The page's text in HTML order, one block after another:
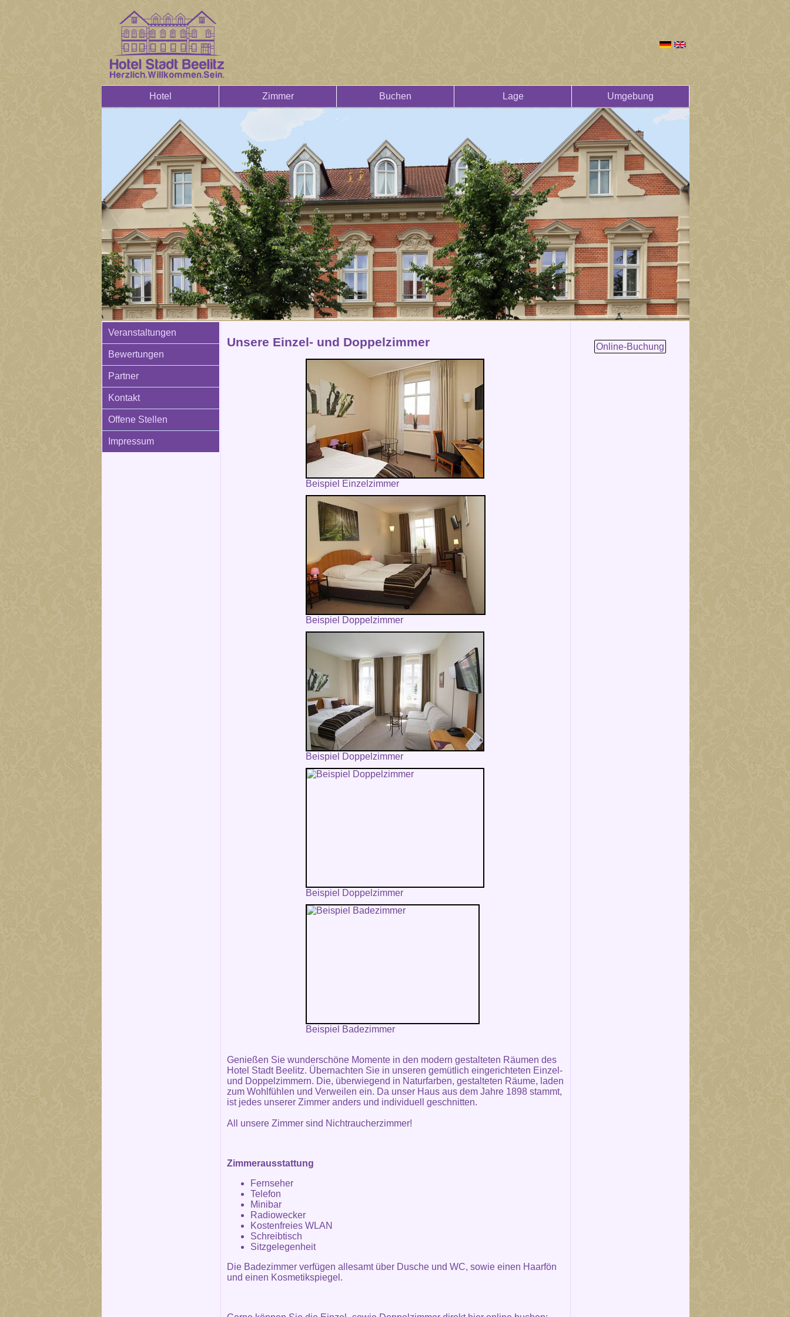
Hotel Zimmer Buchen Lage Umgebung
Veranstaltungen
Bewertungen
Partner
Kontakt
Offene Stellen
Impressum
Unsere Einzel- und Doppelzimmer
Beispiel Einzelzimmer
Beispiel Doppelzimmer
Beispiel Doppelzimmer
Beispiel Doppelzimmer
Beispiel Badezimmer
Genießen Sie wunderschöne Momente in den modern gestalteten Räumen des
Hotel Stadt Beelitz. Übernachten Sie in unseren gemütlich eingerichteten Einzel-
und Doppelzimmern. Die, überwiegend in Naturfarben, gestalteten Räume, laden
zum Wohlfühlen und Verweilen ein. Da unser Haus aus dem Jahre 1898 stammt,
ist jedes unserer Zimmer anders und individuell geschnitten.
All unsere Zimmer sind Nichtraucherzimmer!
Zimmerausstattung
Fernseher
Telefon
Minibar
Radiowecker
Kostenfreies WLAN
Schreibtisch
Sitzgelegenheit
Die Badezimmer verfügen allesamt über Dusche und WC, sowie einen Haarfön
und einen Kosmetikspiegel.
Online-Buchung